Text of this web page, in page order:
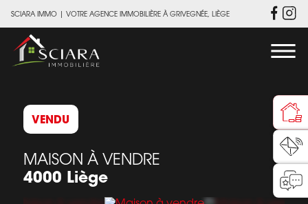
SCIARA IMMO | VOTRE AGENCE IMMOBILIÈRE À GRIVEGNÉE, LIÈGE
VENDU
MAISON À VENDRE
4000 Liège